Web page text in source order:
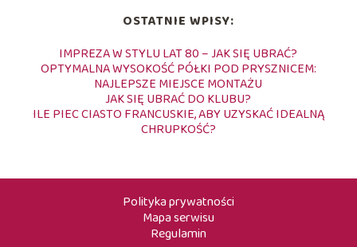
OSTATNIE WPISY:
IMPREZA W STYLU LAT 80 – JAK SIĘ UBRAĆ?
OPTYMALNA WYSOKOŚĆ PÓŁKI POD PRYSZNICEM:
NAJLEPSZE MIEJSCE MONTAŻU
JAK SIĘ UBRAĆ DO KLUBU?
ILE PIEC CIASTO FRANCUSKIE, ABY UZYSKAĆ IDEALNĄ
CHRUPKOŚĆ?
Polityka prywatności
Mapa serwisu
Regulamin